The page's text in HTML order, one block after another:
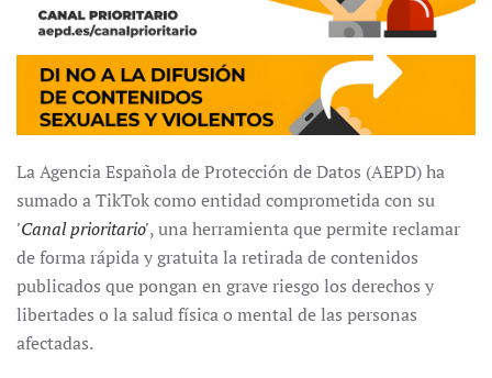
La Agencia Española de Protección de Datos (AEPD) ha
sumado a TikTok como entidad comprometida con su
'Canal prioritario', una herramienta que permite reclamar
de forma rápida y gratuita la retirada de contenidos
publicados que pongan en grave riesgo los derechos y
libertades o la salud física o mental de las personas
afectadas.